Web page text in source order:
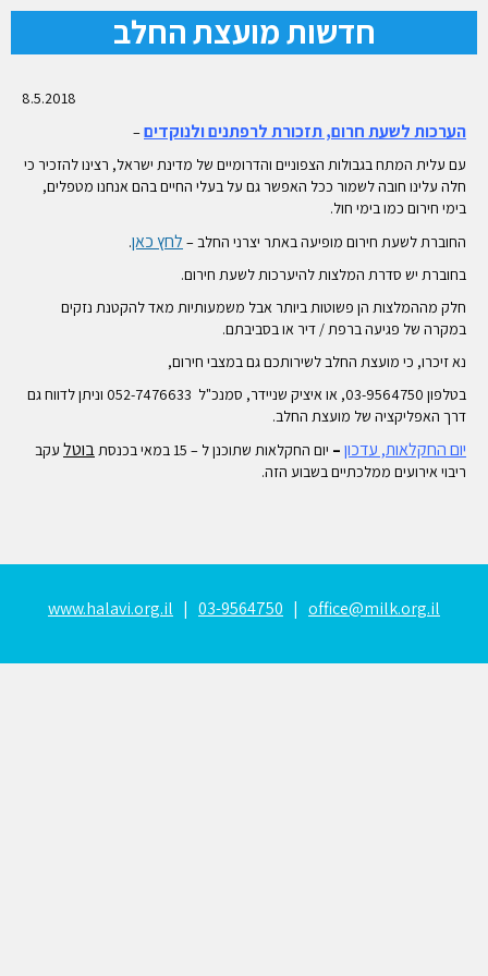
חדשות מועצת החלב
8.5.2018
הערכות לשעת חרום, תזכורת לרפתנים ולנוקדים–
עם עלית המתח בגבולות הצפוניים והדרומיים של מדינת ישראל, רצינו להזכיר כי
חלה עלינו חובה לשמור ככל האפשר גם על בעלי החיים בהם אנחנו מטפלים,
בימי חירום כמו בימי חול.
החוברת לשעת חירום מופיעה באתר יצרני החלב – לחץ כאן.
בחוברת יש סדרת המלצות להיערכות לשעת חירום.
חלק מההמלצות הן פשוטות ביותר אבל משמעותיות מאד להקטנת נזקים
במקרה של פגיעה ברפת / דיר או בסביבתם.
נא זיכרו, כי מועצת החלב לשירותכם גם במצבי חירום,
בטלפון 03-9564750, או איציק שניידר, סמנכ"ל 052-7476633 וניתן לדווח גם
דרך האפליקציה של מועצת החלב.
יום החקלאות, עדכון– יום החקלאות שתוכנן ל – 15 במאי בכנסת בוטל עקב
ריבוי אירועים ממלכתיים בשבוע הזה.
www.halavi.org.il | 03-9564750 | office@milk.org.il